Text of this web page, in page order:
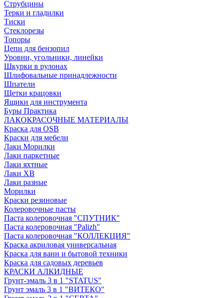
Струбцины
Терки и гладилки
Тиски
Стеклорезы
Топоры
Цепи для бензопил
Уровни, угольники, линейки
Шкурки в рулонах
Шлифовальные принадлежности
Шпатели
Щетки крацовки
Ящики для инструмента
Буры Практика
ЛАКОКРАСОЧНЫЕ МАТЕРИАЛЫ
Краска для OSB
Краски для мебели
Лаки Морилки
Лаки паркетные
Лаки яхтные
Лаки ХВ
Лаки разные
Морилки
Краски резиновые
Колеровочные пасты
Паста колеровочная "СПУТНИК"
Паста колеровочная "Palizh"
Паста колеровочная "КОЛЛЕКЦИЯ"
Краска акриловая универсальная
Краска для ванн и бытовой техники
Краска для садовых деревьев
КРАСКИ АЛКИДНЫЕ
Грунт-эмаль 3 в 1 "STATUS"
Грунт эмаль 3 в 1 "ВИТЕКО"